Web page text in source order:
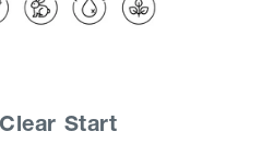
Start